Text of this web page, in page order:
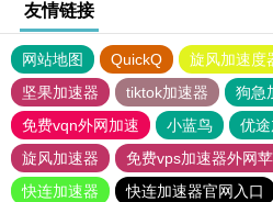
友情链接
网站地图 QuickQ 旋风加速度
坚果加速器
tiktok加速器
狗急
免费vqn外网加速
小蓝鸟 优
旋风加速器
免费vps加速器外网
快连加速器
快连加速器官网入口